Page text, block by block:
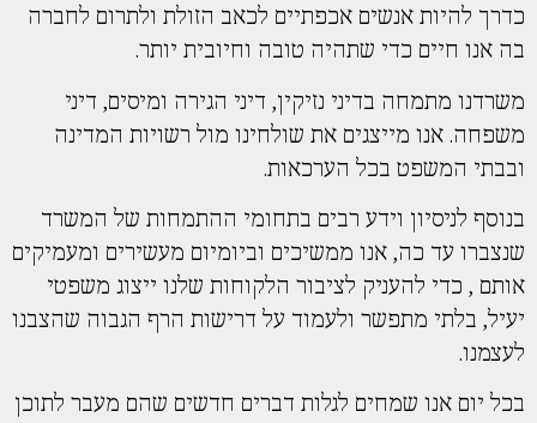
כדרך להיות אנשים אכפתיים לכאב הזולת ולתרום לחברה
בה אנו חיים כדי שתהיה טובה וחיובית יותר.
משרדנו מתמחה בדיני נזיקין, דיני הגירה ומיסים, דיני
משפחה. אנו מייצגים את שולחינו מול רשויות המדינה
ובבתי המשפט בכל הערכאות.
בנוסף לניסיון וידע רבים בתחומי ההתמחות של המשרד
שנצברו עד כה, אנו ממשיכים וביומיום מעשירים ומעמיקים
אותם , כדי להעניק לציבור הלקוחות שלנו ייצוג משפטי
יעיל, בלתי מתפשר ולעמוד על דרישות הרף הגבוה שהצבנו
לעצמנו.
בכל יום אנו שמחים לגלות דברים חדשים שהם מעבר לתוכן